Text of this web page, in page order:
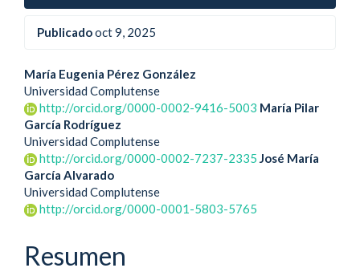
Publicadooct 9, 2025
Contenido
principal
del
artículo
María Eugenia Pérez González
Universidad Complutense
http://orcid.org/0000-0002-9416-5003 María Pilar
García Rodríguez
Universidad Complutense
http://orcid.org/0000-0002-7237-2335 José María
García Alvarado
Universidad Complutense
http://orcid.org/0000-0001-5803-5765
Resumen